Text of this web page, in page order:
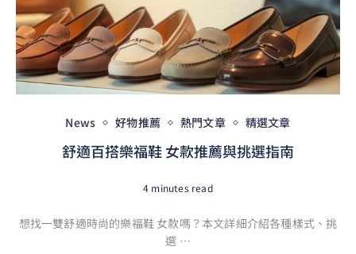
News 好物推薦 熱門文章 精選文章
舒適百搭樂福鞋 女款推薦與挑選指南
4 minutes read
想找一雙舒適時尚的樂福鞋 女款嗎？本文詳細介紹各種樣式、挑
選 …